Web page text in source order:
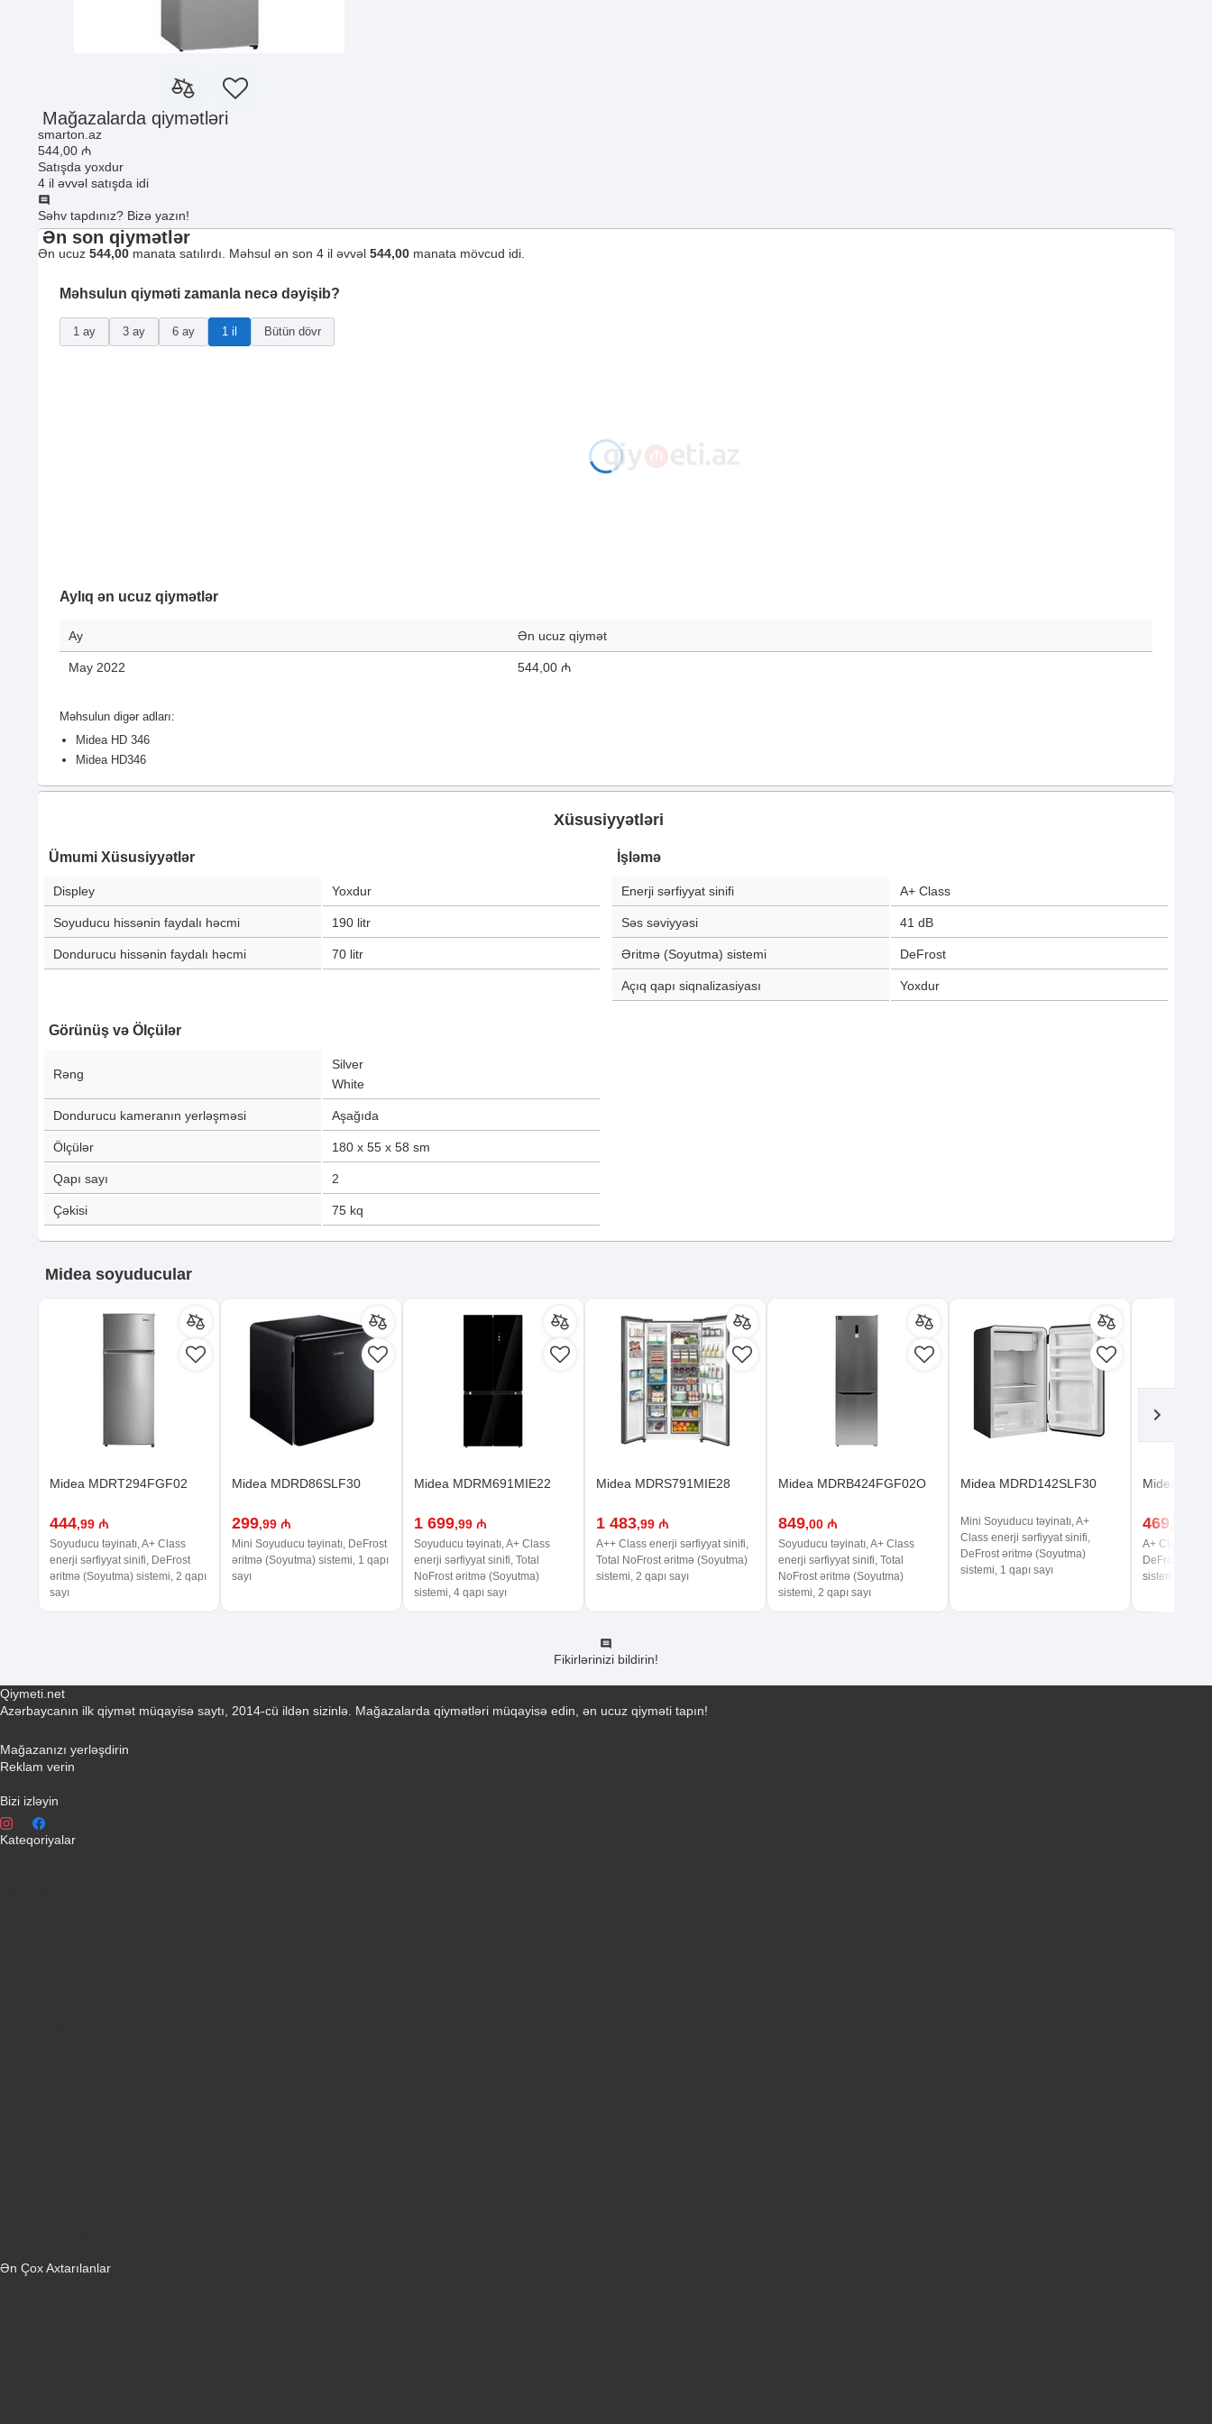
Mağazalarda qiymətləri
smarton.az
544 ,00 ₼
Satışda yoxdur
4 il əvvəl satışda idi
Səhv tapdınız? Bizə yazın!
Ən son qiymətlər
Ən ucuz 544,00 manata satılırdı. Məhsul ən son 4 il əvvəl 544,00 manata mövcud idi.
Məhsulun qiyməti zamanla necə dəyişib?
1 ay 3 ay 6 ay 1 il Bütün dövr
Aylıq ən ucuz qiymətlər
Ay Ən ucuz qiymət
May 2022 544,00 ₼
Məhsulun digər adları:
Midea HD 346
Midea HD346
Xüsusiyyətləri
Ümumi Xüsusiyyətlər
Displey Yoxdur
Soyuducu hissənin faydalı həcmi 190 litr
Dondurucu hissənin faydalı həcmi 70 litr
İşləmə
Enerji sərfiyyat sinifi A+ Class
Səs səviyyəsi 41 dB
Əritmə (Soyutma) sistemi DeFrost
Açıq qapı siqnalizasiyası Yoxdur
Görünüş və Ölçülər
Rəng
Silver
White
Dondurucu kameranın yerləşməsi Aşağıda
Ölçülər 180 x 55 x 58 sm
Qapı sayı 2
Çəkisi 75 kq
Midea soyuducular
Midea MDRT294FGF02
444,99 ₼
Soyuducu təyinatı, A+ Class
enerji sərfiyyat sinifi, DeFrost
əritmə (Soyutma) sistemi, 2 qapı
sayı
Midea MDRD86SLF30
299,99 ₼
Mini Soyuducu təyinatı, DeFrost
əritmə (Soyutma) sistemi, 1 qapı
sayı
Midea MDRM691MIE22
1 699,99 ₼
Soyuducu təyinatı, A+ Class
enerji sərfiyyat sinifi, Total
NoFrost əritmə (Soyutma)
sistemi, 4 qapı sayı
Midea MDRS791MIE28
1 483,99 ₼
A++ Class enerji sərfiyyat sinifi,
Total NoFrost əritmə (Soyutma)
sistemi, 2 qapı sayı
Midea MDRB424FGF02O
849,00 ₼
Soyuducu təyinatı, A+ Class
enerji sərfiyyat sinifi, Total
NoFrost əritmə (Soyutma)
sistemi, 2 qapı sayı
Midea MDRD142SLF30
Mini Soyuducu təyinatı, A+
Class enerji sərfiyyat sinifi,
DeFrost əritmə (Soyutma)
sistemi, 1 qapı sayı
Midea
469,99 ₼
A+ Class
DeFrost
sistemi, 2
Fikirlərinizi bildirin!
Qiymeti.net
Azərbaycanın ilk qiymət müqayisə saytı, 2014-cü ildən sizinlə. Mağazalarda qiymətləri müqayisə edin, ən ucuz qiyməti tapın!
Mağazanızı yerləşdirin
Reklam verin
Bizi izləyin
Kateqoriyalar
Ən Çox Axtarılanlar